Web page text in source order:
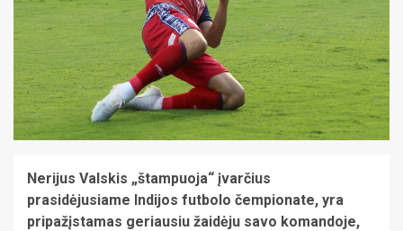
Nerijus Valskis „štampuoja“ įvarčius
prasidėjusiame Indijos futbolo čempionate, yra
pripažįstamas geriausiu žaidėju savo komandoje,